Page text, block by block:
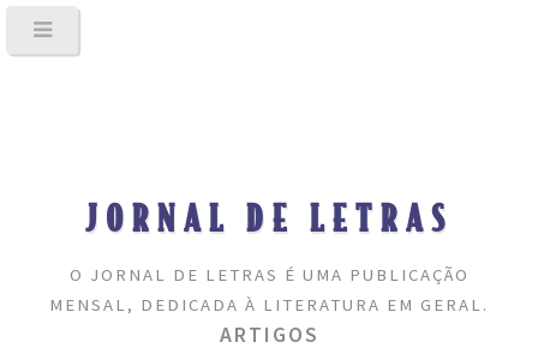
JORNAL DE LETRAS
O JORNAL DE LETRAS É UMA PUBLICAÇÃO
MENSAL, DEDICADA À LITERATURA EM GERAL.
ARTIGOS